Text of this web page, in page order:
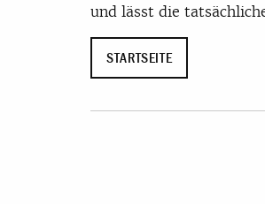
und lässt die
STARTSEITE